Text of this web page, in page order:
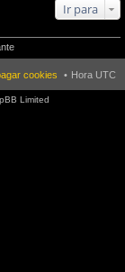
Ir para
Hora UTC
cookies
Limited